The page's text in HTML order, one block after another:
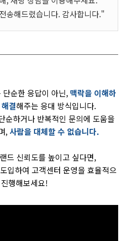
송해드렸습니다. 감사합니다."
단순한 응답이 아닌, 맥락을 이해하
결해주는 응대 방식입니다.
순하거나 반복적인 문의에 도움을
, 사람을 대체할 수 없습니다.
드 신뢰도를 높이고 싶다면,
입하여 고객센터 운영을 효율적으
행해보세요!